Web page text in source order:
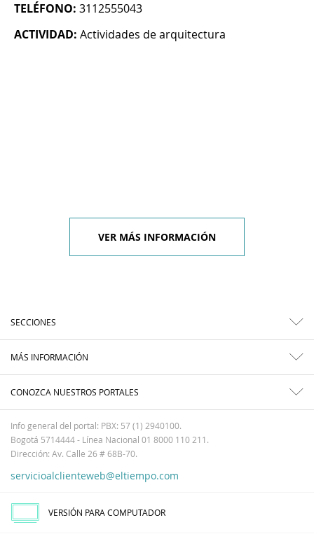
TELÉFONO: 3112555043
ACTIVIDAD: Actividades de arquitectura
VER MÁS INFORMACIÓN
SECCIONES
MÁS INFORMACIÓN
CONOZCA NUESTROS PORTALES
Info general del portal: PBX: 57 (1) 2940100.
Bogotá 5714444 - Línea Nacional 01 8000 110 211.
Dirección: Av. Calle 26 # 68B-70.
servicioalclienteweb@eltiempo.com
VERSIÓN PARA COMPUTADOR